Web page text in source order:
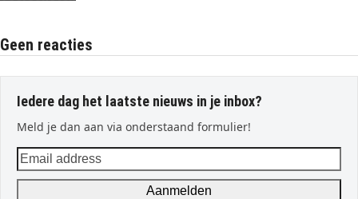
Geen reacties
Iedere dag het laatste nieuws in je inbox?
Meld je dan aan via onderstaand formulier!
Email
address
Aanmelden